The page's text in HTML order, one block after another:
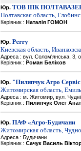
Юр. ТОВ ІПК
Полтавская область,
Керівник : Наталія ГОМОН
Юр. Perry
Киевская область,
Адреса : вул. Солом'янська, 3,
Керівник : Роман Беліков
Юр. "Пилипчук Агро
Житомирская область,
Адреса : м. Житомир, вул.
Керівник : Пилипчук Олег
Юр. ПАФ «Агро-Будичани
Житомирская область,
Адреса : Будичани
Керівник : Сачук Василь